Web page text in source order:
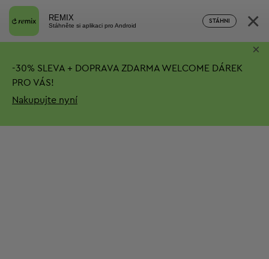
REMIX
Stáhněte si aplikaci pro Android
STÁHNI ×
-30% SLEVA + DOPRAVA ZDARMA WELCOME DÁREK
PRO VÁS!
Nakupujte nyní
×